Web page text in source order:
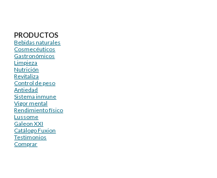
PRODUCTOS
Bebidas naturales
Cosmecéuticos
Gastronómicos
Limpieza
Nutrición
Revitaliza
Control de peso
Antiedad
Sistema inmune
Vigor mental
Rendimiento físico
Lussome
Galeon XXI
Catálogo Fuxion
Testimonios
Comprar